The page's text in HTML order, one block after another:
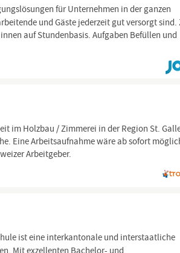
für Unternehmen in der ganzen
und Gäste jederzeit gut versorgt sind.
auf Stundenbasis. Aufgaben Befüllen und
im Holzbau / Zimmerei in der Region St.
Eine Arbeitsaufnahme wäre ab sofort
Arbeitgeber.
ist eine interkantonale und interstaatliche
Mit exzellenten Bachelor- und